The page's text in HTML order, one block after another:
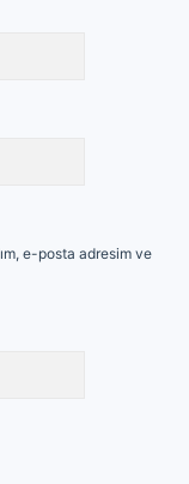
e-posta adresim ve